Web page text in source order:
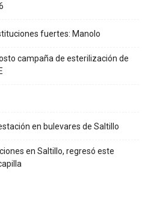
fuertes: Manolo
campaña de esterilización de
en bulevares de Saltillo
en Saltillo, regresó este